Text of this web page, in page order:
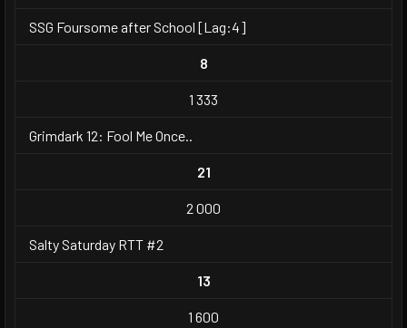
SSG Foursome after School [Lag:4]
8
1 333
Grimdark 12: Fool Me Once..
21
2 000
Salty Saturday RTT #2
13
1 600